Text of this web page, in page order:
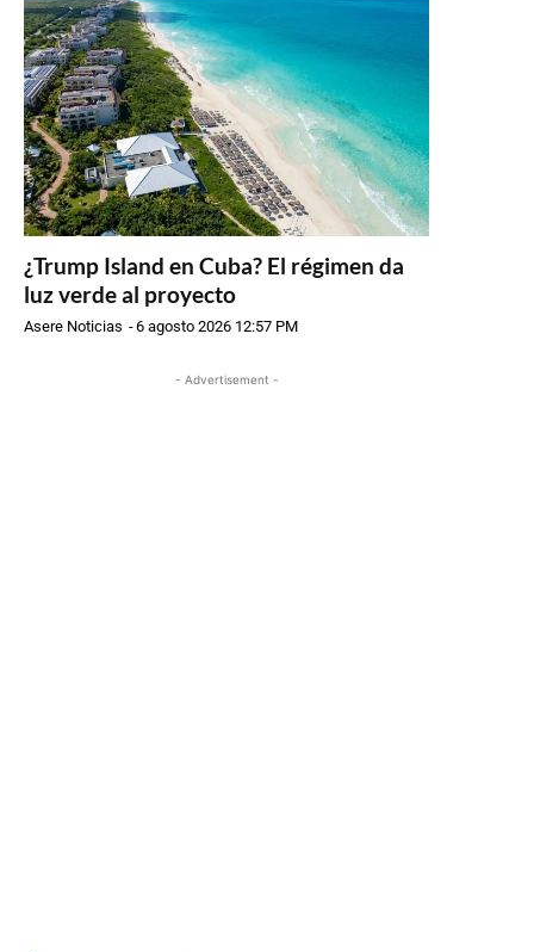
¿Trump Island en Cuba? El régimen da
luz verde al proyecto
Asere Noticias -6 agosto 2026 12:57 PM
- Advertisement -